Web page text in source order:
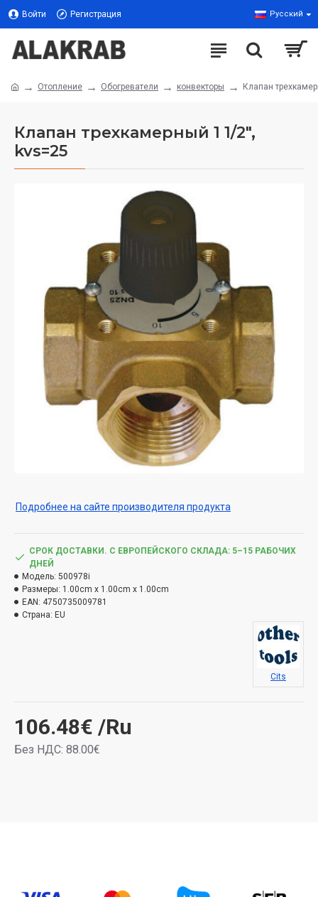
Войти Регистрация Русский
Отопление Обогреватели конвекторы Клапан
Клапан трехкамерный 1 1/2",
kvs=25
Подробнее на сайте производителя продукта
106.48€ /Ru
Без НДС: 88.00€
СРОК ДОСТАВКИ. С ЕВРОПЕЙСКОГО СКЛАДА: 5–15 РАБОЧИХ
ДНЕЙ
Модель: 500978i
Размеры: 1.00cm x 1.00cm x 1.00cm
EAN: 4750735009781
Страна: EU
Cits